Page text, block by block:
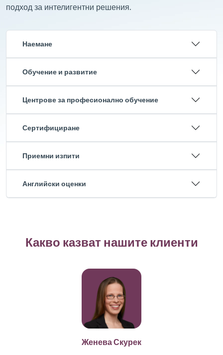
подход за интелигентни решения.
Наемане
Обучение и развитие
Центрове за професионално обучение
Сертифициране
Приемни изпити
Английски оценки
Какво казват нашите клиенти
Женева Скурек